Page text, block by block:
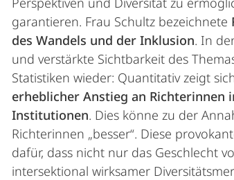
garantieren. Frau Schultz bezeichnete
des Wandels und der Inklusion. In
und verstärkte Sichtbarkeit des
Statistiken wieder: Quantitativ zeigt
erheblicher Anstieg an
Institutionen. Dies könne zu der
Richterinnen „besser“. Diese
dafür, dass nicht nur das Geschlecht
intersektional wirksamer